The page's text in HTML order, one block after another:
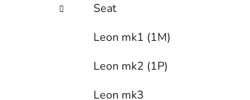
Seat
Leon mk1 (1M)
Leon mk2 (1P)
Leon mk3